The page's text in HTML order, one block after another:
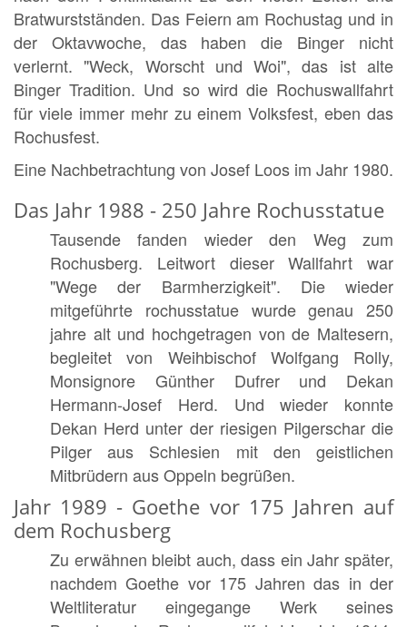
Bratwurstständen. Das Feiern am Rochustag und in
der Oktavwoche, das haben die Binger nicht
verlernt. "Weck, Worscht und Woi", das ist alte
Binger Tradition. Und so wird die Rochuswallfahrt
für viele immer mehr zu einem Volksfest, eben das
Rochusfest.
Eine Nachbetrachtung von Josef Loos im Jahr 1980.
Das Jahr 1988 - 250 Jahre Rochusstatue
Tausende fanden wieder den Weg zum
Rochusberg. Leitwort dieser Wallfahrt war
"Wege der Barmherzigkeit". Die wieder
mitgeführte rochusstatue wurde genau 250
jahre alt und hochgetragen von de Maltesern,
begleitet von Weihbischof Wolfgang Rolly,
Monsignore Günther Dufrer und Dekan
Hermann-Josef Herd. Und wieder konnte
Dekan Herd unter der riesigen Pilgerschar die
Pilger aus Schlesien mit den geistlichen
Mitbrüdern aus Oppeln begrüßen.
Jahr 1989 - Goethe vor 175 Jahren auf
dem Rochusberg
Zu erwähnen bleibt auch, dass ein Jahr später,
nachdem Goethe vor 175 Jahren das in der
Weltliteratur eingegange Werk seines